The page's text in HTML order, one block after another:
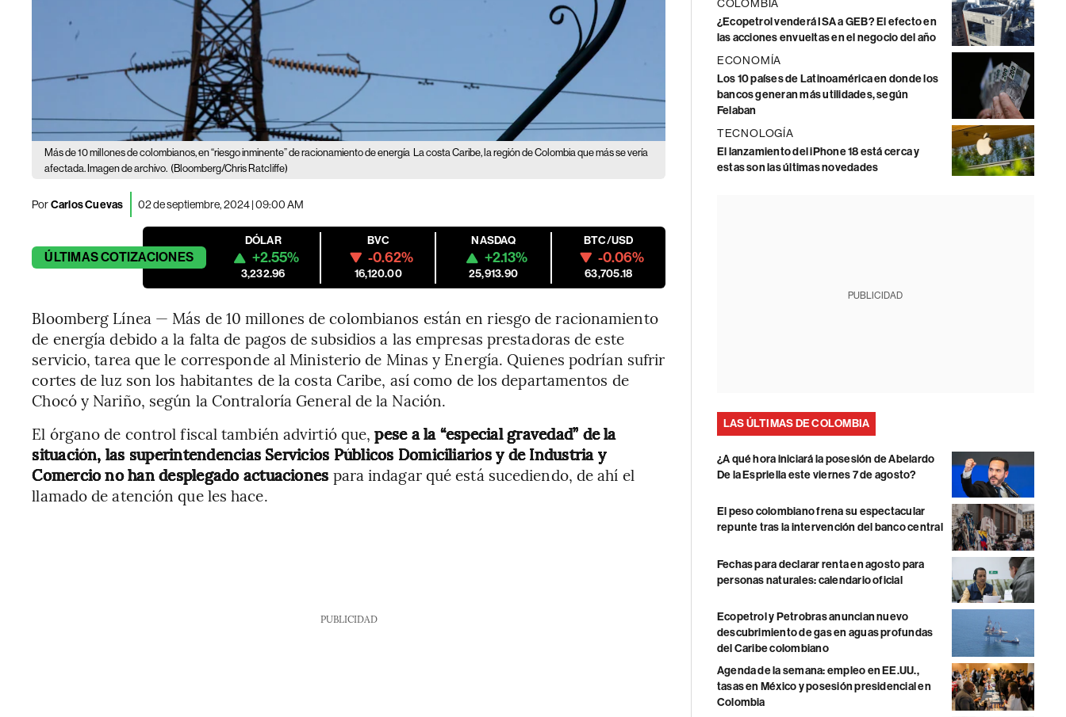
Más de 10 millones de colombianos, en “riesgo inminente” de racionamiento de energía La costa Caribe, la región de Colombia que más se vería
afectada. Imagen de archivo. (Bloomberg/Chris Ratcliffe)
PorCarlos Cuevas 02 de septiembre, 2024 | 09:00 AM
ÚLTIMASCOTIZACIONES
DÓLAR
+2.55%
3,232.96
BVC
-0.62%
16,120.00
NASDAQ
+2.13%
25,913.90
BTC/USD
-0.06%
63,705.18
Bloomberg Línea — Más de 10 millones de colombianos están en riesgo de racionamiento
de energía debido a la falta de pagos de subsidios a las empresas prestadoras de este
servicio, tarea que le corresponde al Ministerio de Minas y Energía. Quienes podrían sufrir
cortes de luz son los habitantes de la costa Caribe, así como de los departamentos de
Chocó y Nariño, según la Contraloría General de la Nación.
El órgano de control fiscal también advirtió que,pese a la “especial gravedad” de la
situación, las superintendencias Servicios Públicos Domiciliarios y de Industria y
Comercio no han desplegado actuaciones para indagar qué está sucediendo, de ahí el
llamado de atención que les hace.
PUBLICIDAD
COLOMBIA
¿Ecopetrol venderá ISA a GEB? El efecto en
las acciones envueltas en el negocio del año
ECONOMÍA
Los 10 países de Latinoamérica en donde los
bancos generan más utilidades, según
Felaban
TECNOLOGÍA
El lanzamiento del iPhone 18 está cerca y
estas son las últimas novedades
PUBLICIDAD
LAS ÚLTIMAS DE COLOMBIA
¿A qué hora iniciará la posesión de Abelardo
De la Espriella este viernes 7 de agosto?
El peso colombiano frena su espectacular
repunte tras la intervención del banco central
Fechas para declarar renta en agosto para
personas naturales: calendario oficial
Ecopetrol y Petrobras anuncian nuevo
descubrimiento de gas en aguas profundas
del Caribe colombiano
Agenda de la semana: empleo en EE.UU.,
tasas en México y posesión presidencial en
Colombia